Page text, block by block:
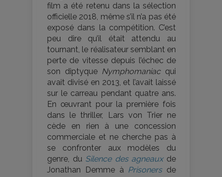
film a été retenu dans la sélection
officielle 2018, même s’il n’a pas été
exposé dans la compétition. C’est
peu dire qu’il était attendu au
tournant, le réalisateur semblant en
perte de vitesse depuis l’échec de
son diptyque Nymphomaniacqui
avait divisé en 2013, et l’avait laissé
sur le carreau pendant quatre ans.
En œuvrant pour la première fois
dans le thriller, Lars von Trier ne
cède en rien à une concession
commerciale et ne cherche pas à
se confronter aux modèles du
genre, du Silence des agneauxde
Jonathan Demme à Prisonersde